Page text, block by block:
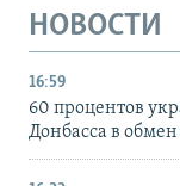
НОВОСТИ
16:59
60 процентов
Донбасса в